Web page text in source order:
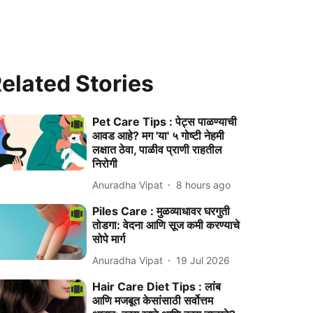
Stories
Pet Care Tips : पेट्स पाळण्याची
आवड आहे? मग 'या' ५ गोष्टी नेहमी
लक्षात ठेवा, पाळीव प्राणी राहतील
निरोगी
Anuradha Vipat 8 hours ago
Piles Care : मुळव्याधावर घरगुती
तोडगा: वेदना आणि सूज कमी करण्याचे
सोपे मार्ग
Anuradha Vipat 19 Jul 2026
Hair Care Diet Tips : लांब
आणि मजबूत केसांसाठी सर्वोत्तम